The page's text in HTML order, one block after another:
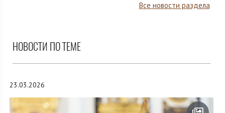
Все новости раздела
НОВОСТИ ПО ТЕМЕ
23.03.2026